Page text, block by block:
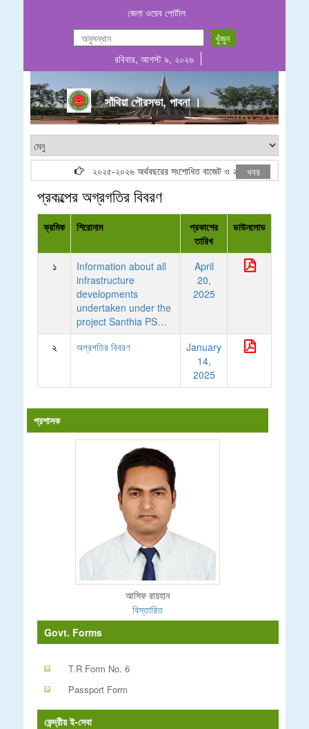
জেলা ওয়েব পোর্টাল
রবিবার, আগস্ট ৯, ২০২৬
সাঁথিয়া পৌরসভা, পাবনা ।
২০২৫-২০২৬ অর্থবছরের সংশোধিত বাজেট ও ২০২৬-২০২৭ অর্থবছরের
খবর
প্রকল্পের অগ্রগতির বিবরণ
ক্রমিক শিরোনাম
প্রকাশের
তারিখ
ডাউনলোড
১
Information about all
infrastructure
developments
undertaken under the
project Santhia PS…
April
20,
2025
২ অগ্রগতির বিবরণ
January
14,
2025
প্রশাসক
আসিফ রায়হান
বিস্তারিত
Govt. Forms
T.R Form No. 6
Passport Form
কেন্দ্রীয় ই-সেবা